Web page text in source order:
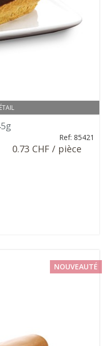
Ref: 85421
0.73 CHF / pièce
NOUVEAUTÉ